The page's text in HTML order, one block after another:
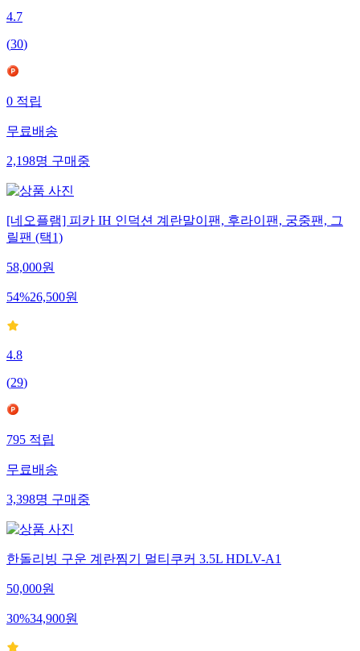
4.7
(30)
0적립
무료배송
2,198명구매중
[네오플램] 피카 IH 인덕션 계란말이팬, 후라이팬, 궁중팬, 그
릴팬 (택1)
58,000원
54%26,500원
4.8
(29)
795적립
무료배송
3,398명구매중
한돌리빙 구운 계란찜기 멀티쿠커 3.5L HDLV-A1
50,000원
30%34,900원